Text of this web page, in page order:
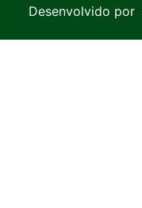
Desenvolvido por